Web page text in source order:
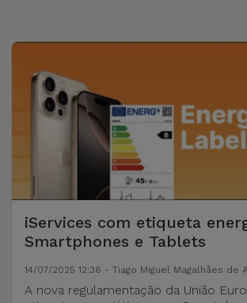
iServices com etiqueta
Smartphones e Tablets
14/07/2025 12:36 - Tiago Miguel Magalhães de
A nova regulamentação da União